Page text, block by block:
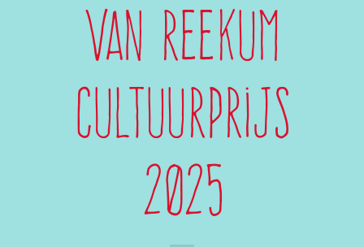
Van Reekum
Cultuurprijs
2025